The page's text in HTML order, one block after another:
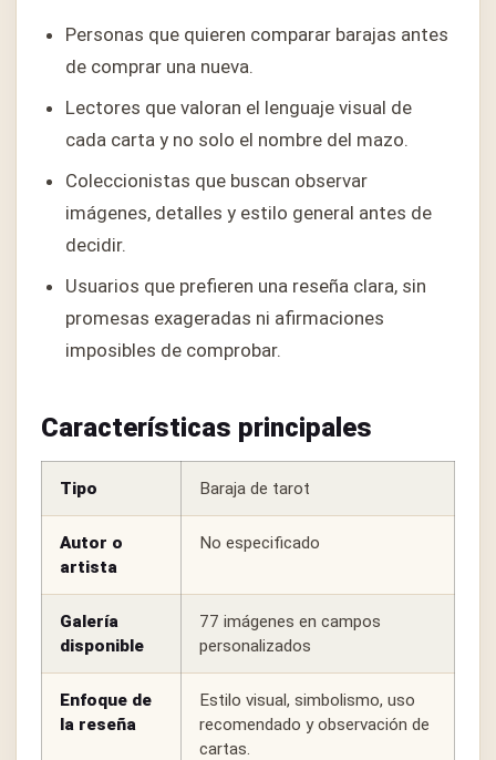
Personas que quieren comparar barajas antes
de comprar una nueva.
Lectores que valoran el lenguaje visual de
cada carta y no solo el nombre del mazo.
Coleccionistas que buscan observar
imágenes, detalles y estilo general antes de
decidir.
Usuarios que prefieren una reseña clara, sin
promesas exageradas ni afirmaciones
imposibles de comprobar.
Características principales
Tipo Baraja de tarot
Autor o
artista
No especificado
Galería
disponible
77 imágenes en campos
personalizados
Enfoque de
la reseña
Estilo visual, simbolismo, uso
recomendado y observación de
cartas.